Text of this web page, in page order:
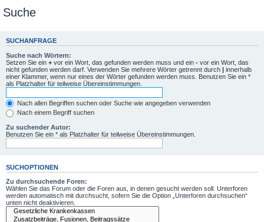
Suche
SUCHANFRAGE
Suche nach Wörtern:
Setzen Sie ein + vor ein Wort, das gefunden werden muss und ein - vor ein Wort, das
nicht gefunden werden darf. Verwenden Sie mehrere Wörter getrennt durch | innerhalb
einer Klammer, wenn nur eines der Wörter gefunden werden muss. Benutzen Sie ein *
als Platzhalter für teilweise Übereinstimmungen.
Nach allen Begriffen suchen oder Suche wie angegeben verwenden
Nach einem Begriff suchen
Zu suchender Autor:
Benutzen Sie ein * als Platzhalter für teilweise Übereinstimmungen.
SUCHOPTIONEN
Zu durchsuchende Foren:
Wählen Sie das Forum oder die Foren aus, in denen gesucht werden soll. Unterforen
werden automatisch mit durchsucht, sofern Sie die Option „Unterforen durchsuchen“
unten nicht deaktivieren.